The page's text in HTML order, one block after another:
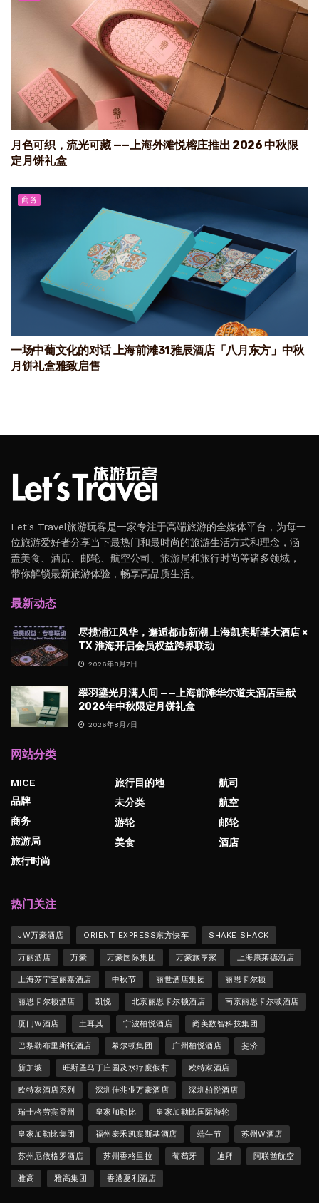
月色可织，流光可藏 ——上海外滩悦榕庄推出 2026 中秋限
定月饼礼盒
商务
一场中葡文化的对话 上海前滩31雅辰酒店「八月东方」中秋
月饼礼盒雅致启售
Let's Travel旅游玩客是一家专注于高端旅游的全媒体平台，为每一
位旅游爱好者分享当下最热门和最时尚的旅游生活方式和理念，涵
盖美食、酒店、邮轮、航空公司、旅游局和旅行时尚等诸多领域，
带你解锁最新旅游体验，畅享高品质生活。
最新动态
尽揽浦江风华，邂逅都市新潮 上海凯宾斯基大酒店 ×
TX 淮海开启会员权益跨界联动
2026年8月7日
翠羽鎏光月满人间 ——上海前滩华尔道夫酒店呈献
2026年中秋限定月饼礼盒
2026年8月7日
网站分类
MICE
品牌
商务
旅游局
旅行时尚
旅行目的地
未分类
游轮
美食
航司
航空
邮轮
酒店
热门关注
JW万豪酒店 ORIENT EXPRESS东方快车 SHAKE SHACK
万丽酒店 万豪 万豪国际集团 万豪旅享家 上海康莱德酒店
上海苏宁宝丽嘉酒店 中秋节 丽世酒店集团 丽思卡尔顿
丽思卡尔顿酒店 凯悦 北京丽思卡尔顿酒店 南京丽思卡尔顿酒店
厦门W酒店 土耳其 宁波柏悦酒店 尚美数智科技集团
巴黎勒布里斯托酒店 希尔顿集团 广州柏悦酒店 斐济
新加坡 旺斯圣马丁庄园及水疗度假村 欧特家酒店
欧特家酒店系列 深圳佳兆业万豪酒店 深圳柏悦酒店
瑞士格劳宾登州 皇家加勒比 皇家加勒比国际游轮
皇家加勒比集团 福州泰禾凯宾斯基酒店 端午节 苏州W酒店
苏州尼依格罗酒店 苏州香格里拉 葡萄牙 迪拜 阿联酋航空
雅高 雅高集团 香港夏利酒店